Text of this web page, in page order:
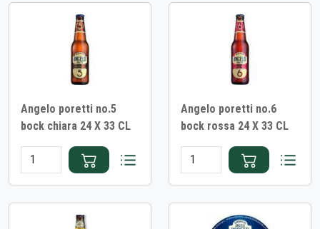
Angelo poretti no.5
bock chiara 24 X 33 CL
Angelo poretti no.6
bock rossa 24 X 33 CL